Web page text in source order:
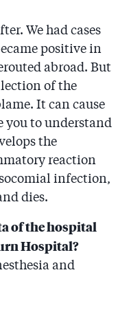
We had cases
positive in
abroad. But
of the
It can cause
to understand
the
reaction
infection,
dies.
of the hospital
Hospital?
and